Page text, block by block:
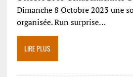
Dimanche 8 Octobre 2023 une
organisée. Run surprise…
LIRE PLUS